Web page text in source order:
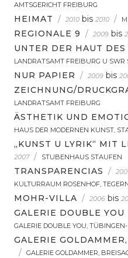
AMTSGERICHT FREIBURG
HEIMAT / 2010 bis 2010 /
REGIONALE 9 / 2009 bis
UNTER DER HAUT DES
LANDRATSAMT FREIBURG U SWR
NUR PAPIER / 2009 bis
ZEICHNUNG/
LANDRATSAMT FREIBURG
ÄSTHETIK UND
HAUS DER MODERNEN KUNST,
„KUNST U LYRIK“ MIT
2007 / STUBENHAUS STAUFEN
TRANSPARENCIAS /
KULTURRAUM ROSENHOF,
MOHR-VILLA / 2006 bis
GALERIE DOUBLE YOU
GALERIE DOUBLE YOU,
GALERIE
/ GALERIE GOLDAMMER,